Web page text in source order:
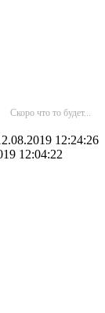
Скоро что то будет...
12:24:26
12:04:22